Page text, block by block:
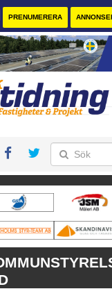
PRENUMERERA